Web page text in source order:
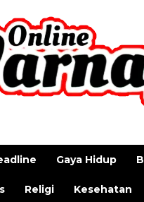
Gaya Hidup
Religi Kesehatan